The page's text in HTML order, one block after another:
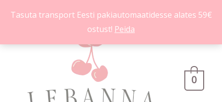
Tasuta transport Eesti pakiautomaatidesse alates 59€
ostust! Peida
MENÜÜ
0